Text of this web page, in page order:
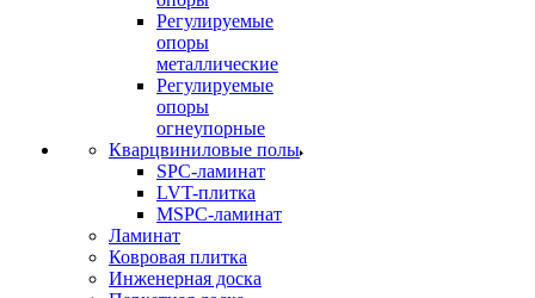
Регулируемые
опоры
металлические
Регулируемые
опоры
огнеупорные
Кварцвиниловые полы
SPC-ламинат
LVT-плитка
MSPC-ламинат
Ламинат
Ковровая плитка
Инженерная доска